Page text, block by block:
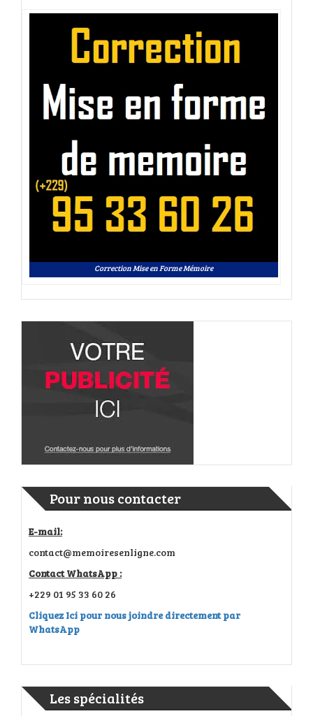
Correction Mise en Forme Mémoire
Pour nous contacter
E-mail:
contact@memoiresenligne.com
Contact WhatsApp :
+229 01 95 33 60 26
Cliquez Ici pour nous joindre directement par
WhatsApp
Les spécialités